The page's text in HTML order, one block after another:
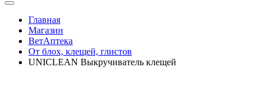
Главная
Магазин
ВетАптека
От блох, клещей, глистов
UNICLEAN Выкручиватель клещей